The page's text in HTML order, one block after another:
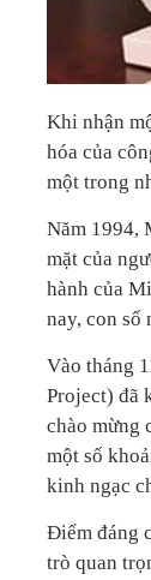
Khi nhận
hóa của
một trong
Năm 1994,
mặt của
hành của
nay, con số
Vào tháng
Project) đã
chào mừng
một số
kinh ngạc
Điểm đáng
trò quan